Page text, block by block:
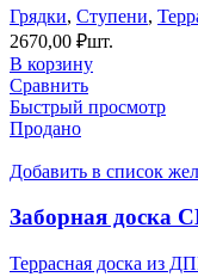
Грядки, Ступени,
2670,00 ₽шт.
В корзину
Сравнить
Быстрый просмотр
Продано
Добавить в список
Заборная доска
Террасная доска из